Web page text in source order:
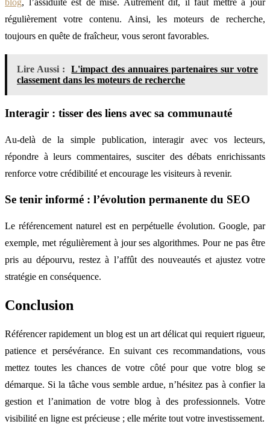
blog, l’assiduité est de mise. Autrement dit, il faut mettre à jour
régulièrement votre contenu. Ainsi, les moteurs de recherche,
toujours en quête de fraîcheur, vous seront favorables.
Lire Aussi :
L'impact des annuaires partenaires sur votre
classement dans les moteurs de recherche
Interagir : tisser des liens avec sa communauté
Au-delà de la simple publication, interagir avec vos lecteurs,
répondre à leurs commentaires, susciter des débats enrichissants
renforce votre crédibilité et encourage les visiteurs à revenir.
Se tenir informé : l’évolution permanente du SEO
Le référencement naturel est en perpétuelle évolution. Google, par
exemple, met régulièrement à jour ses algorithmes. Pour ne pas être
pris au dépourvu, restez à l’affût des nouveautés et ajustez votre
stratégie en conséquence.
Conclusion
Référencer rapidement un blog est un art délicat qui requiert rigueur,
patience et persévérance. En suivant ces recommandations, vous
mettez toutes les chances de votre côté pour que votre blog se
démarque. Si la tâche vous semble ardue, n’hésitez pas à confier la
gestion et l’animation de votre blog à des professionnels. Votre
visibilité en ligne est précieuse ; elle mérite tout votre investissement.